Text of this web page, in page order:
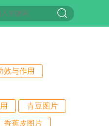
效与作用
青豆图片
香蕉皮图片